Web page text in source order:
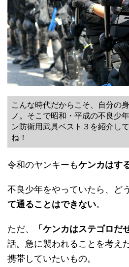
こんな時代だからこそ、自分の
ノ。そこで昭和・平成の不良少
ン防衛用武具ベスト３を紹介し
ね！
令和のヤンキーもケンカはす
不良少年をやっていたら、ど
て通ることはできない。
ただ、 「ケンカはステゴロだ
話。急に襲われることを考え
携帯していたいもの。